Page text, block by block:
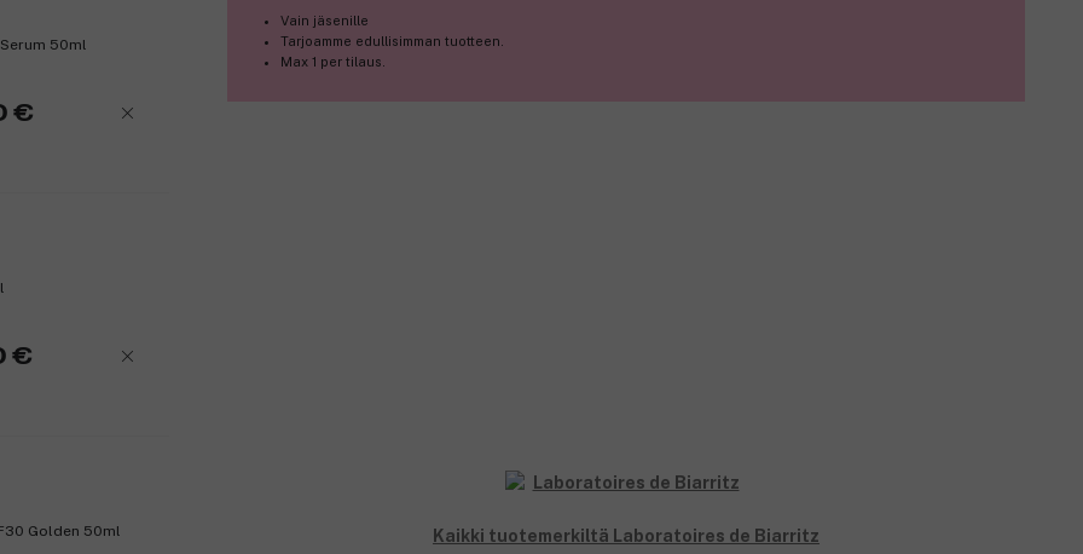
Vain jäsenille
Tarjoamme edullisimman tuotteen.
Max 1 per tilaus.
50ml
€
€
Golden 50ml
Kaikki tuotemerkiltä Laboratoires de Biarritz